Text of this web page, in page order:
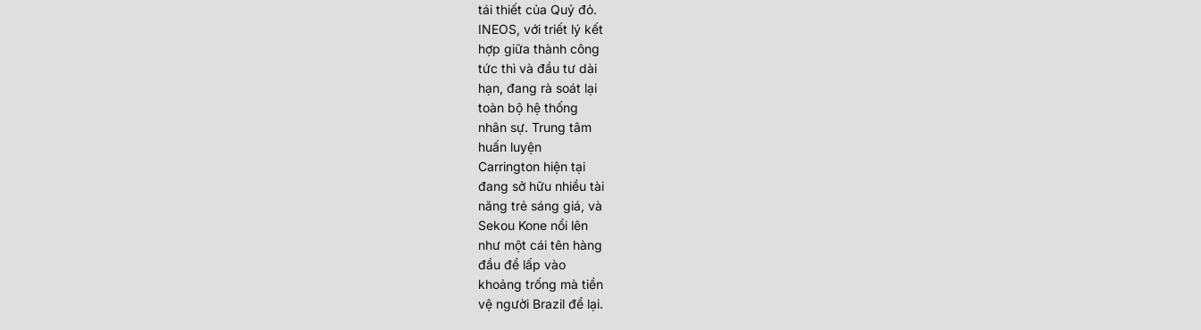
tái thiết của Quỷ đỏ.
INEOS, với triết lý kết
hợp giữa thành công
tức thì và đầu tư dài
hạn, đang rà soát lại
toàn bộ hệ thống
nhân sự. Trung tâm
huấn luyện
Carrington hiện tại
đang sở hữu nhiều tài
năng trẻ sáng giá, và
Sekou Kone nổi lên
như một cái tên hàng
đầu để lấp vào
khoảng trống mà tiền
vệ người Brazil để lại.